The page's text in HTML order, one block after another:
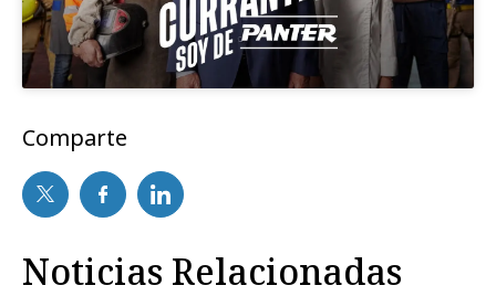
Comparte
Noticias Relacionadas